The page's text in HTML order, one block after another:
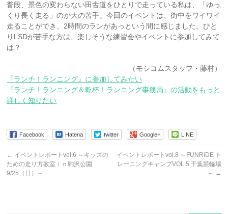
普段、景色の変わらない田舎道をひとりで走っている私は、「ゆっ
くり長く走る」のが大の苦手。今回のイベントは、街中をワイワイ
走ることができ、2時間のランがあっという間に感じました。ひと
りLSDが苦手な方は、楽しそうな練習会やイベントに参加してみて
は？
（モシコムスタッフ・藤村）
『ランチ！ランニング』に参加してみたい
『ランチ！ランニング＆乾杯！ランニング事務局』の活動をもっと
詳しく知りたい
Facebook Hatena twitter Google+ LINE
← イベントレポートvol.6 ～キッズの
ための走り方教室ｉｎ駒沢公園
9/25（日）～
イベントレポートvol.8 ～FUNRiDE ト
レーニングキャンプVOL.5 千葉競輪場
～ →